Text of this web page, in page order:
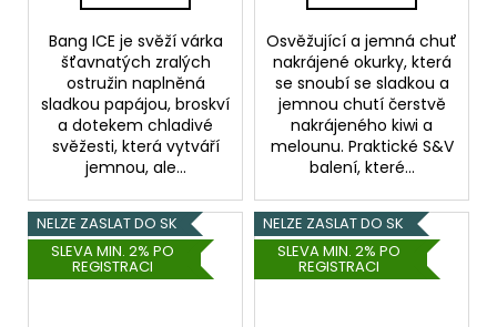
Bang ICE je svěží várka
šťavnatých zralých
ostružin naplněná
sladkou papájou, broskví
a dotekem chladivé
svěžesti, která vytváří
jemnou, ale...
Osvěžující a jemná chuť
nakrájené okurky, která
se snoubí se sladkou a
jemnou chutí čerstvě
nakrájeného kiwi a
melounu. Praktické S&V
balení, které...
NELZE ZASLAT DO SK
SLEVA MIN. 2% PO
REGISTRACI
NELZE ZASLAT DO SK
SLEVA MIN. 2% PO
REGISTRACI